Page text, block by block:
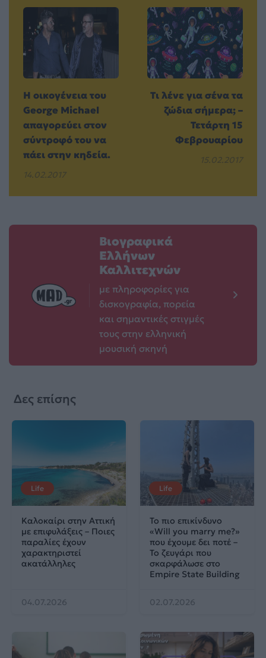
Η οικογένεια του
George Michael
απαγορεύει στον
σύντροφό του να
πάει στην κηδεία.
14.02.2017
Τι λένε για σένα τα
ζώδια σήμερα; –
Τετάρτη 15
Φεβρουαρίου
15.02.2017
Βιογραφικά
Ελλήνων
Καλλιτεχνών
με πληροφορίες για
δισκογραφία, πορεία
και σημαντικές στιγμές
τους στην ελληνική
μουσική σκηνή
Δες επίσης
Life
Καλοκαίρι στην Αττική
με επιφυλάξεις – Ποιες
παραλίες έχουν
χαρακτηριστεί
ακατάλληλες
04.07.2026
Life
Το πιο επικίνδυνο
«Will you marry me?»
που έχουμε δει ποτέ –
Το ζευγάρι που
σκαρφάλωσε στο
Empire State Building
02.07.2026